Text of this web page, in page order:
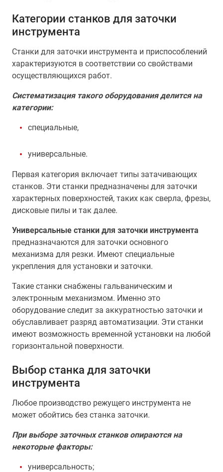
Категории станков для заточки
инструмента
Станки для заточки инструмента и приспособлений
характеризуются в соответствии со свойствами
осуществляющихся работ.
Систематизация такого оборудования делится на
категории:
специальные,
универсальные.
Первая категория включает типы затачивающих
станков. Эти станки предназначены для заточки
характерных поверхностей, таких как сверла, фрезы,
дисковые пилы и так далее.
Универсальные станки для заточки инструмента
предназначаются для заточки основного
механизма для резки. Имеют специальные
укрепления для установки и заточки.
Такие станки снабжены гальваническим и
электронным механизмом. Именно это
оборудование следит за аккуратностью заточки и
обуславливает разряд автоматизации. Эти станки
имеют возможность временной установки на любой
горизонтальной поверхности.
Выбор станка для заточки
инструмента
Любое производство режущего инструмента не
может обойтись без станка заточки.
При выборе заточных станков опираются на
некоторые факторы:
универсальность;